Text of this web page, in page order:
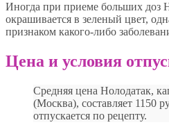
Иногда при приеме больших доз
окрашивается в зеленый цвет,
признаком какого-либо
Цена и условия
Средняя цена Нолодатак,
(Москва), составляет 1150
отпускается по рецепту.